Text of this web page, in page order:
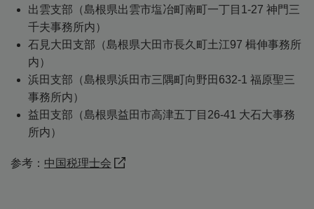
出雲支部（島根県出雲市塩冶町南町一丁目1-27 神門三
千夫事務所内）
石見大田支部（島根県大田市長久町土江97 楫伸事務所
内）
浜田支部（島根県浜田市三隅町向野田632-1 福原聖三
事務所内）
益田支部（島根県益田市高津五丁目26-41 大石大事務
所内）
参考： 中国税理士会